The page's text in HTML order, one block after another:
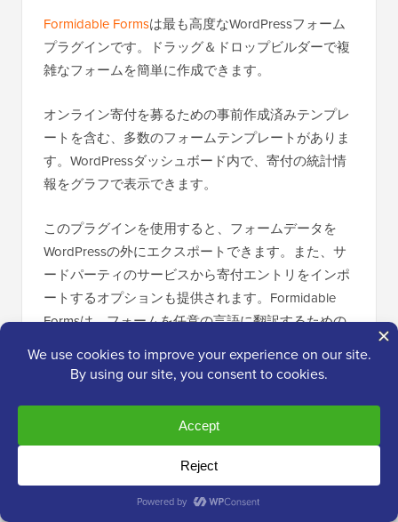
Formidable Formsは最も高度なWordPressフォーム
プラグインです。ドラッグ＆ドロップビルダーで複
雑なフォームを簡単に作成できます。
オンライン寄付を募るための事前作成済みテンプレ
ートを含む、多数のフォームテンプレートがありま
す。WordPressダッシュボード内で、寄付の統計情
報をグラフで表示できます。
このプラグインを使用すると、フォームデータを
WordPressの外にエクスポートできます。また、サ
ードパーティのサービスから寄付エントリをインポ
ートするオプションも提供されます。Formidable
Formsは、フォームを任意の言語に翻訳するための
Formidable Formsは年間39.50ドルから利用できま
す。ただし、Stripe経由で寄付を受け付けるには、
少なくともPlusプランが必要で、年間99.50ドルか
9. Donorbox